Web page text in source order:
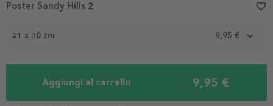
1
21 x 30 cm 9,95 €
Aggiungi al carrello 9,95 €
Poster Sandy Hills 2 favorite_border